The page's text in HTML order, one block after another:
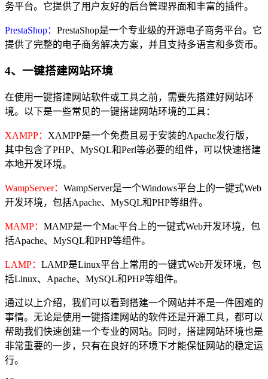
务平台。它提供了用户友好的后台管理界面和丰富的插件。
PrestaShop： PrestaShop是一个专业级的开源电子商务平台。它
提供了完整的电子商务解决方案，并且支持多语言和多货币。
4、一键搭建网站环境
在使用一键搭建网站软件或工具之前，需要先搭建好网站环
境。以下是一些常见的一键搭建网站环境的工具：
XAMPP： XAMPP是一个免费且易于安装的Apache发行版，
其中包含了PHP、MySQL和Perl等必要的组件，可以快速搭建
本地开发环境。
WampServer： WampServer是一个Windows平台上的一键式Web
开发环境，包括Apache、MySQL和PHP等组件。
MAMP： MAMP是一个Mac平台上的一键式Web开发环境，包
括Apache、MySQL和PHP等组件。
LAMP： LAMP是Linux平台上常用的一键式Web开发环境，包
括Linux、Apache、MySQL和PHP等组件。
通过以上介绍，我们可以看到搭建一个网站并不是一件困难的
事情。无论是使用一键搭建网站的软件还是开源工具，都可以
帮助我们快速创建一个专业的网站。同时，搭建网站环境也是
非常重要的一步，只有在良好的环境下才能保怔网站的稳定运
行。